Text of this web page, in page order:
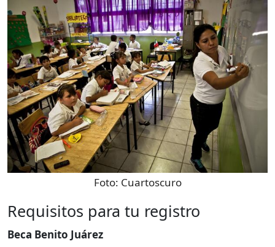
Foto: Cuartoscuro
Requisitos para tu registro
Beca Benito Juárez